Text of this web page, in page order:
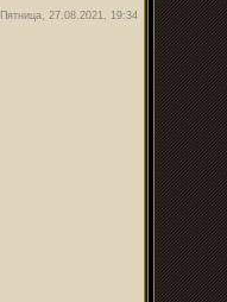
Пятница, 27.08.2021, 19:34